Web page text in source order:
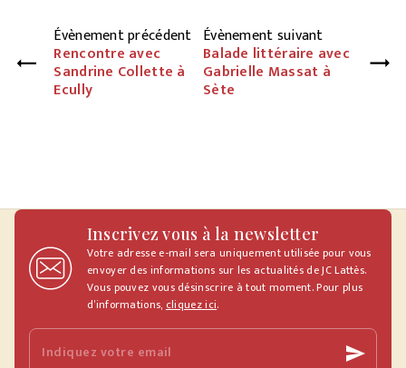
Évènement précédent
Rencontre avec
Sandrine Collette à
Ecully
Évènement suivant
Balade littéraire avec
Gabrielle Massat à
Sète
Inscrivez vous à la newsletter
Votre adresse e-mail sera uniquement utilisée pour vous
envoyer des informations sur les actualités de JC Lattès.
Vous pouvez vous désinscrire à tout moment. Pour plus
d’informations, cliquez ici.
Indiquez votre email send